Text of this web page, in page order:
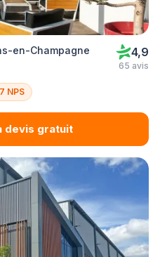
en-Champagne 4,9
65 avis
NPS
devis gratuit